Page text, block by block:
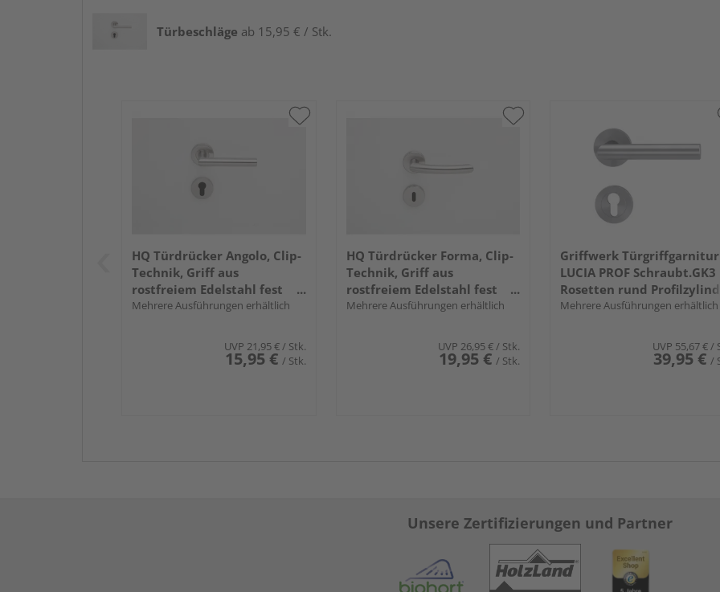
Türbeschläge ab 15,95 € / Stk.
HQ Türdrücker Angolo, Clip-
Technik, Griff aus
rostfreiem Edelstahl fest
drehbar gelagert
Mehrere Ausführungen erhältlich
UVP 21,95 €/ Stk.
15,95 € / Stk.
HQ Türdrücker Forma, Clip-
Technik, Griff aus
rostfreiem Edelstahl fest
drehbar gelagert
Mehrere Ausführungen erhältlich
UVP 26,95 €/ Stk.
19,95 € / Stk.
Griffwerk Türgriffgarnitur
LUCIA PROF Schraubt.GK3
Rosetten rund
Edelst. ma.
Mehrere Ausführungen erhältlich
UVP 55,67 €/
39,95 € /
Unsere Zertifizierungen und Partner